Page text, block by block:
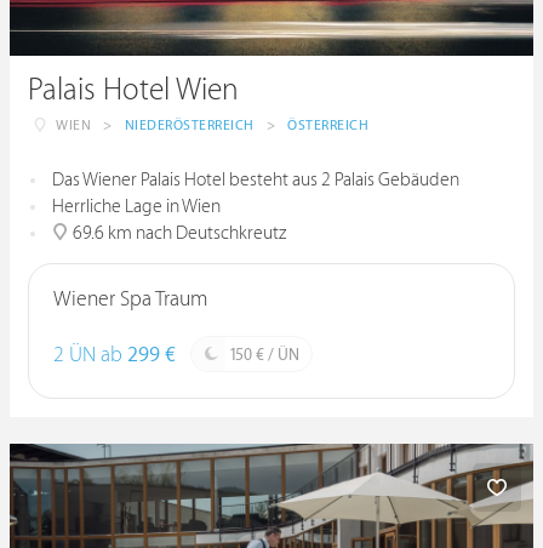
Palais Hotel Wien
WIEN > NIEDERÖSTERREICH > ÖSTERREICH
Das Wiener Palais Hotel besteht aus 2 Palais Gebäuden
Herrliche Lage in Wien
69.6 km nach Deutschkreutz
Wiener Spa Traum
2 ÜN ab 299 € 150 € / ÜN